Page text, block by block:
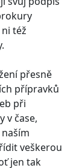
též
přesně
přípravků
při
v čase,
veškerou
jen tak